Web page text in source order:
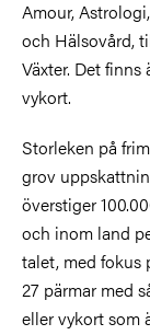
Amour,
och Hälsovård,
Växter. Det
vykort.
Storleken på
grov
överstiger
och inom land
talet, med fokus
27 pärmar med
eller vykort som